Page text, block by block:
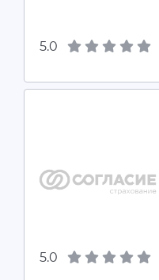
5.0
5.0